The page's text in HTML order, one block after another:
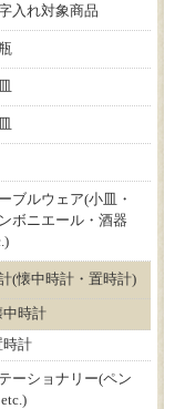
入れ対象商品
ブルウェア(小皿・
ボニエール・酒器
(懐中時計・置時計)
中時計
時計
ーショナリー(ペン
etc.)